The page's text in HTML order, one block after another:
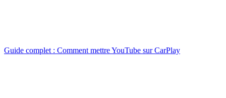
Guide complet : Comment mettre YouTube sur CarPlay